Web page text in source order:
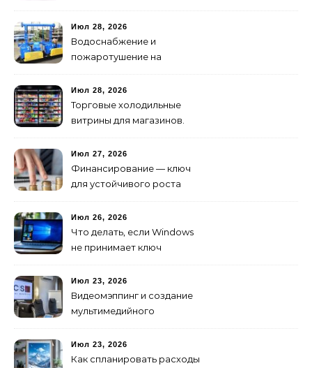
создание клипов
изменилось навсегда
Июл 28, 2026
Водоснабжение и
пожаротушение на
оборудование
предусмотреть заранее
Июл 28, 2026
Торговые холодильные
витрины для магазинов.
Июл 27, 2026
Финансирование — ключ
для устойчивого роста
Июл 26, 2026
Что делать, если Windows
не принимает ключ
Июл 23, 2026
Видеомэппинг и создание
мультимедийного
будущего для пространств
Июл 23, 2026
Как спланировать расходы